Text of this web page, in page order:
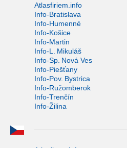
Atlasfiriem.info
Info-Bratislava
Info-Humenné
Info-Košice
Info-Martin
Info-L. Mikuláš
Info-Sp. Nová Ves
Info-Piešťany
Info-Pov. Bystrica
Info-Ružomberok
Info-Trenčín
Info-Žilina